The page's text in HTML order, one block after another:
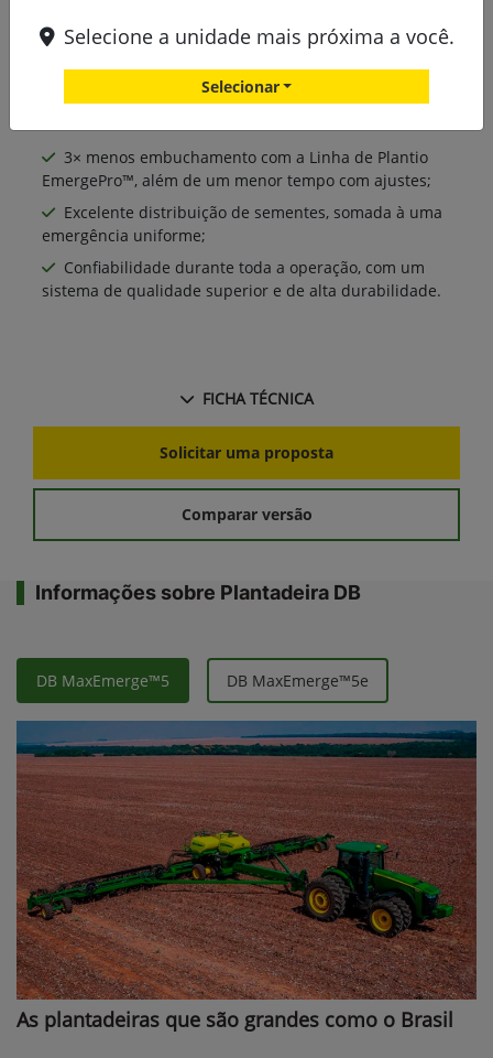
3× menos embuchamento com a Linha de Plantio
EmergePro™, além de um menor tempo com ajustes;
Excelente distribuição de sementes, somada à uma
emergência uniforme;
Confiabilidade durante toda a operação, com um
sistema de qualidade superior e de alta durabilidade.
FICHA TÉCNICA
Solicitar uma proposta
Comparar versão
Informações sobre Plantadeira DB
DB MaxEmerge™5 DB MaxEmerge™5e
As plantadeiras que são grandes como o Brasil
Selecione a unidade mais próxima a você.
Selecionar